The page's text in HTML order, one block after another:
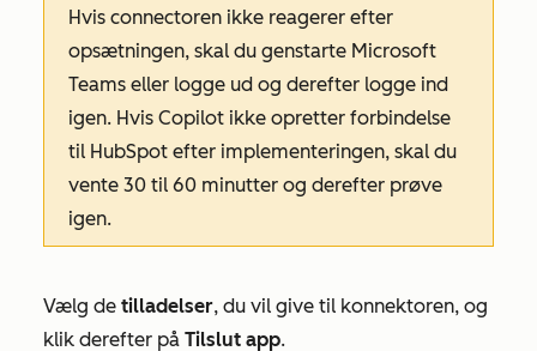
Hvis connectoren ikke reagerer efter
opsætningen, skal du genstarte Microsoft
Teams eller logge ud og derefter logge ind
igen. Hvis Copilot ikke opretter forbindelse
til HubSpot efter implementeringen, skal du
vente 30 til 60 minutter og derefter prøve
igen.
Vælg de tilladelser, du vil give til konnektoren, og
klik derefter på Tilslut app.